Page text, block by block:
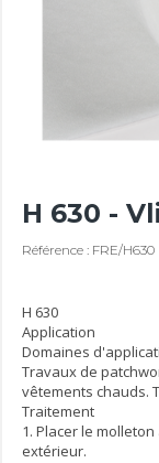
H 630 -
Référence : FRE/H630
H 630
Application
Domaines
Travaux de
vêtements chauds.
Traitement
1. Placer le
extérieur.